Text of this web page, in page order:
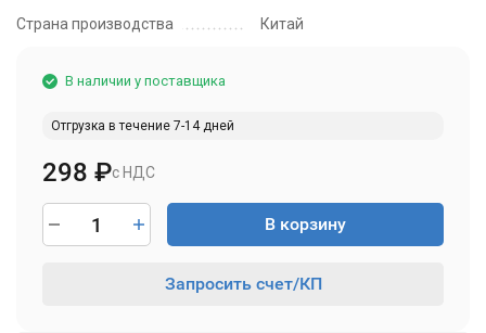
Страна производства
Китай
В наличии у поставщика
Отгрузка в течение 7-14 дней
с НДС
298 ₽
В корзину
Запросить счет/КП